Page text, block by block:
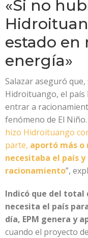
«Si no
estado en
energía»
Salazar aseguró
Hidroituango, el
entrar a
fenómeno de El Niño.
hizo Hidroituango
parte, aportó más o
necesitaba el país
racionamiento”,
Indicó que del total
necesita el país
día, EPM genera y
cuando el proyecto